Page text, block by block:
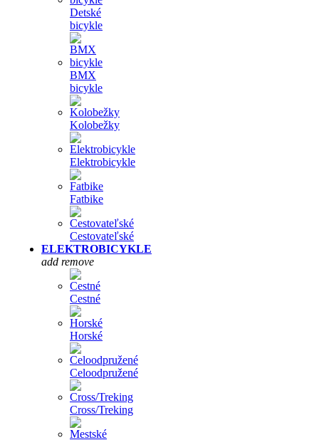
Detské
bicykle
BMX
bicykle
Kolobežky
Elektrobicykle
Fatbike
Cestovateľské
ELEKTROBICYKLE
add remove
Cestné
Horské
Celoodpružené
Cross/Treking